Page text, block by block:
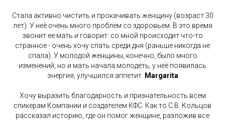
Стала активно чистить и прокачивать женщину (возраст 30
лет). У неё очень много проблем со здоровьем. В это время
звонит ее мать и говорит: со мной происходит что-то
странное - очень хочу спать среди дня (раньше никогда не
спала). У молодой женщины, конечно, было много
изменений, но и мать начала молодеть, у неё появилась
энергия, улучшился аппетит. Margarita
Хочу выразить благодарность и признательность всем
спикерам Компании и создателем КФС. Как то С.В. Кольцов
рассказал историю, где он помог женщине, разложив все